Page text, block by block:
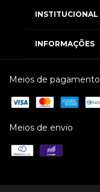
INSTITUCIONAL
INFORMAÇÕES
Meios de pagamento
Meios de envio